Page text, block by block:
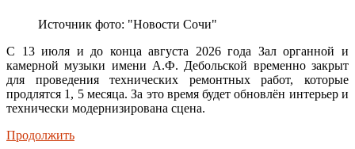
Источник фото: "Новости Сочи"
С 13 июля и до конца августа 2026 года Зал органной и
камерной музыки имени А.Ф. Дебольской временно закрыт
для проведения технических ремонтных работ, которые
продлятся 1, 5 месяца. За это время будет обновлён интерьер и
технически модернизирована сцена.
Продолжить